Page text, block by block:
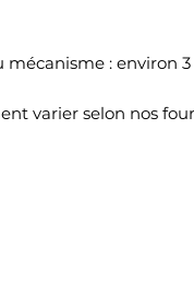
mécanisme : environ
varier selon nos